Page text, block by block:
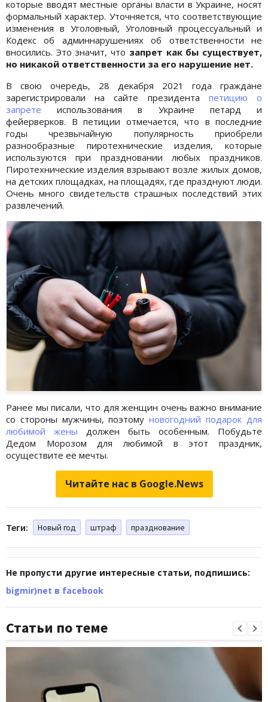
которые вводят местные органы власти в Украине, носят
формальный характер. Уточняется, что соответствующие
изменения в Уголовный, Уголовный процессуальный и
Кодекс об админнарушениях об ответственности не
вносились. Это значит, что запрет как бы существует,
но никакой ответственности за его нарушение нет.
В свою очередь, 28 декабря 2021 года граждане
зарегистрировали на сайте президента петицию о
запрете использования в Украине петард и
фейерверков. В петиции отмечается, что в последние
годы чрезвычайную популярность приобрели
разнообразные пиротехнические изделия, которые
используются при праздновании любых праздников.
Пиротехнические изделия взрывают возле жилых домов,
на детских площадках, на площадях, где празднуют люди.
Очень много свидетельств страшных последствий этих
развлечений.
Ранее мы писали, что для женщин очень важно внимание
со стороны мужчины, поэтомуновогодний подарок для
любимой жены должен быть особенным. Побудьте
Дедом Морозом для любимой в этот праздник,
осуществите её мечты.
Читайте нас в Google.News
Теги: Новый год штраф празднование
Не пропусти другие интересные статьи, подпишись:
bigmir)net в facebook
Статьи по теме